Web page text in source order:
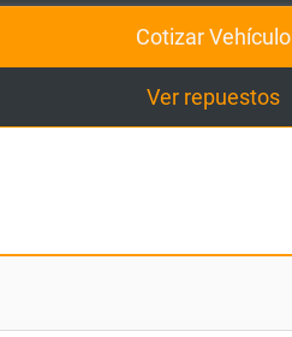
Cotizar Vehículo
Ver repuestos